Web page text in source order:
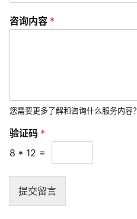
咨询内容 *
您需要更多了解和咨询什么服务内容？
验证码 *
8 * 12 =
提交留言